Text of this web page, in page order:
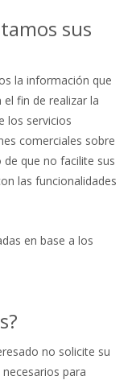
sus
la información que
fin de realizar la
los servicios
comerciales sobre
que no facilite sus
las funcionalidades
en base a los
no solicite su
para